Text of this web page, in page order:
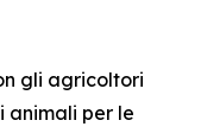
gli agricoltori
animali per le